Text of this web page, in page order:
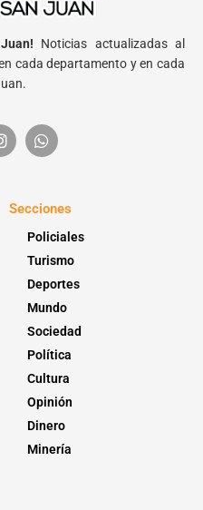
Noticias actualizadas al
cada departamento y en cada
Secciones
Policiales
Turismo
Deportes
Mundo
Sociedad
Política
Cultura
Opinión
Dinero
Minería